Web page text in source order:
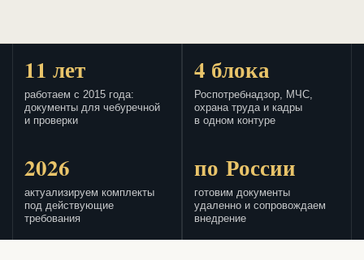
11 лет
работаем с 2015 года:
документы для чебуречной
и проверки
4 блока
Роспотребнадзор, МЧС,
охрана труда и кадры
в одном контуре
2026
актуализируем комплекты
под действующие
требования
по России
готовим документы
удаленно и сопровождаем
внедрение